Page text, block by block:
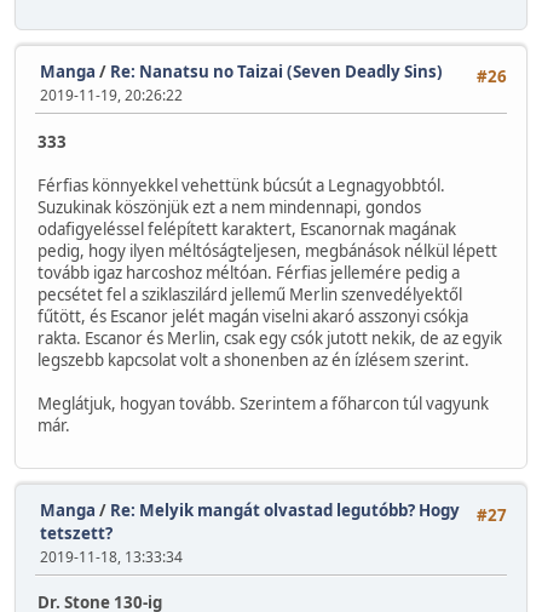
#26
Manga / Re: Nanatsu no Taizai (Seven Deadly Sins)
2019-11-19, 20:26:22
333
Férfias könnyekkel vehettünk búcsút a Legnagyobbtól.
Suzukinak köszönjük ezt a nem mindennapi, gondos
odafigyeléssel felépített karaktert, Escanornak magának
pedig, hogy ilyen méltóságteljesen, megbánások nélkül lépett
tovább igaz harcoshoz méltóan. Férfias jellemére pedig a
pecsétet fel a sziklaszilárd jellemű Merlin szenvedélyektől
fűtött, és Escanor jelét magán viselni akaró asszonyi csókja
rakta. Escanor és Merlin, csak egy csók jutott nekik, de az egyik
legszebb kapcsolat volt a shonenben az én ízlésem szerint.
Meglátjuk, hogyan tovább. Szerintem a főharcon túl vagyunk
már.
#27
Manga / Re: Melyik mangát olvastad legutóbb? Hogy
tetszett?
2019-11-18, 13:33:34
Dr. Stone 130-ig